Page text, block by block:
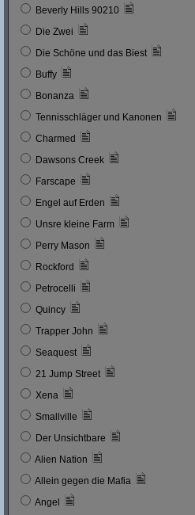
Beverly Hills 90210
Die Zwei
Die Schöne und das Biest
Buffy
Bonanza
Tennisschläger und Kanonen
Charmed
Dawsons Creek
Farscape
Engel auf Erden
Unsre kleine Farm
Perry Mason
Rockford
Petrocelli
Quincy
Trapper John
Seaquest
21 Jump Street
Xena
Smallville
Der Unsichtbare
Alien Nation
Allein gegen die Mafia
Angel